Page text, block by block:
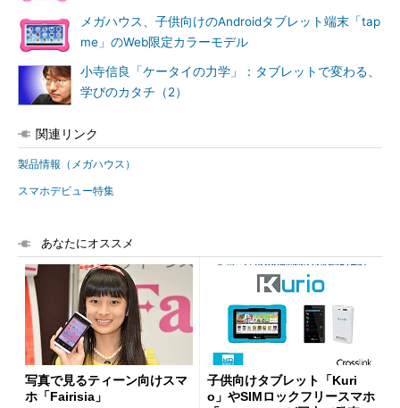
メガハウス、子供向けのAndroidタブレット端末「tap
me」のWeb限定カラーモデル
小寺信良「ケータイの力学」：タブレットで変わる、
学びのカタチ（2）
関連リンク
製品情報（メガハウス）
スマホデビュー特集
あなたにオススメ
写真で見るティーン向けスマ
ホ「Fairisia」
子供向けタブレット「Kuri
o」やSIMロックフリースマホ